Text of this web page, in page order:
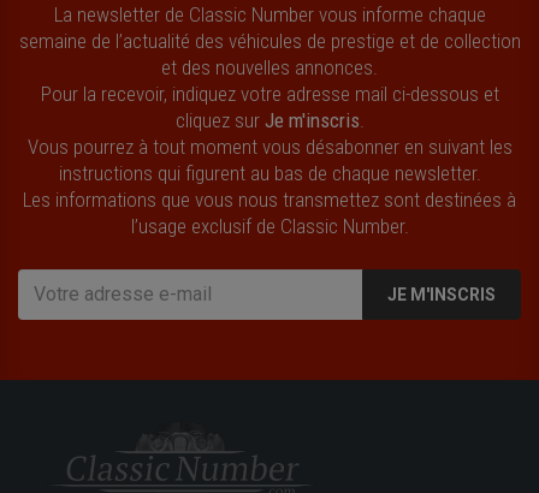
La newsletter de Classic Number vous informe chaque
semaine de l’actualité des véhicules de prestige et de collection
et des nouvelles annonces.
Pour la recevoir, indiquez votre adresse mail ci-dessous et
cliquez sur Je m'inscris
Vous pourrez à tout moment vous désabonner en suivant les
instructions qui figurent au bas de chaque newsletter.
Les informations que vous nous transmettez sont destinées à
l’usage exclusif de Classic Number.
JE M'INSCRIS